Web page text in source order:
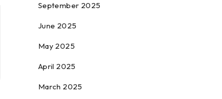
September 2025
June 2025
May 2025
April 2025
March 2025